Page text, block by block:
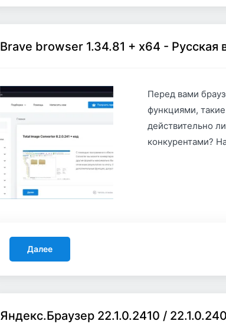
Brave browser 1.34.81 + x64 - Русская
Перед вами
функциями,
действительно
конкурентами?
Далее
Яндекс.Браузер 22.1.0.2410 /